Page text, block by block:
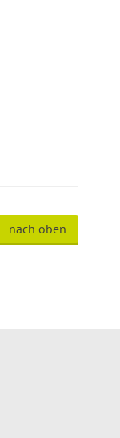
nach oben